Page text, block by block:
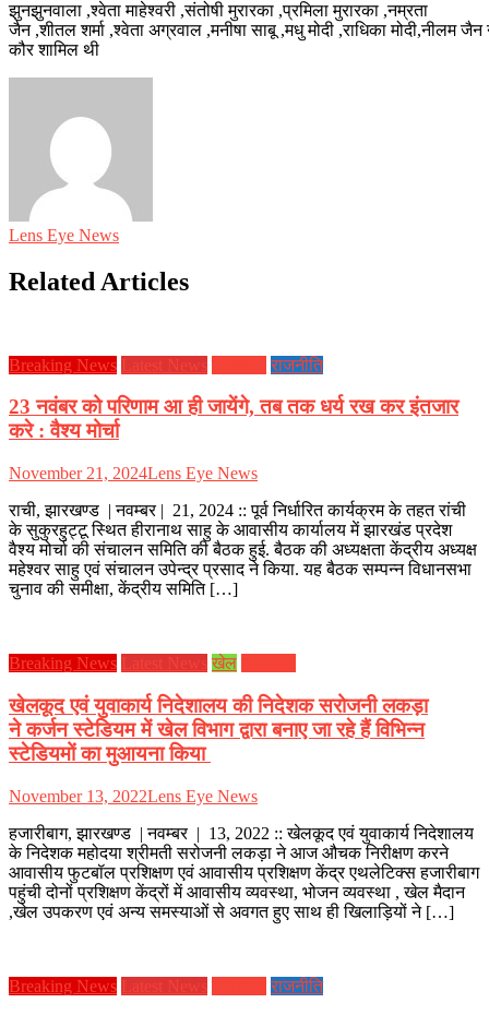
झुनझुनवाला ,श्वेता माहेश्वरी ,संतोषी मुरारका ,प्रमिला मुरारका ,नम्रता
जैन ,शीतल शर्मा ,श्वेता अग्रवाल ,मनीषा साबू ,मधु मोदी ,राधिका मोदी,नीलम
कौर शामिल थी
Lens Eye News
Related Articles
Breaking News Latest News राजनीति
23 नवंबर को परिणाम आ ही जायेंगे, तब तक धर्य रख कर इंतजार
करे : वैश्य मोर्चा
November 21, 2024Lens Eye News
राची, झारखण्ड | नवम्बर | 21, 2024 :: पूर्व निर्धारित कार्यक्रम के तहत रांची
के सुकुरहुट्टू स्थित हीरानाथ साहु के आवासीय कार्यालय में झारखंड प्रदेश
वैश्य मोर्चा की संचालन समिति की बैठक हुई. बैठक की अध्यक्षता केंद्रीय अध्यक्ष
महेश्वर साहु एवं संचालन उपेन्द्र प्रसाद ने किया. यह बैठक सम्पन्न विधानसभा
चुनाव की समीक्षा, केंद्रीय समिति […]
Breaking News Latest News खेल
खेलकूद एवं युवाकार्य निदेशालय की निदेशक सरोजनी लकड़ा
ने कर्जन स्टेडियम में खेल विभाग द्वारा बनाए जा रहे हैं विभिन्न
स्टेडियमों का मुआयना किया
November 13, 2022Lens Eye News
हजारीबाग, झारखण्ड | नवम्बर | 13, 2022 :: खेलकूद एवं युवाकार्य निदेशालय
के निदेशक महोदया श्रीमती सरोजनी लकड़ा ने आज औचक निरीक्षण करने
आवासीय फुटबॉल प्रशिक्षण एवं आवासीय प्रशिक्षण केंद्र एथलेटिक्स हजारीबाग
पहुंची दोनों प्रशिक्षण केंद्रों में आवासीय व्यवस्था, भोजन व्यवस्था , खेल मैदान
,खेल उपकरण एवं अन्य समस्याओं से अवगत हुए साथ ही खिलाड़ियों ने […]
Breaking News Latest News राजनीति